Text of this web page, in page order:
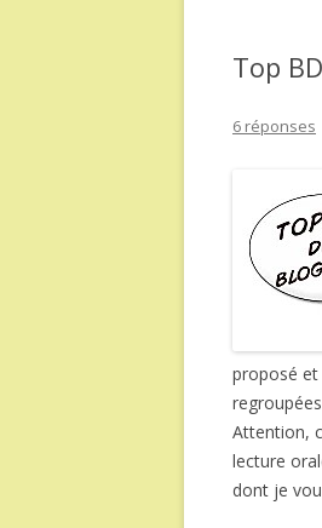
Top
6 réponses
proposé
Attention,
lecture
dont je